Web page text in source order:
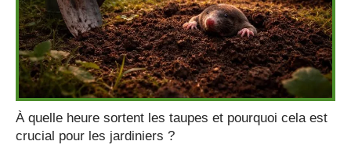
À quelle heure sortent les taupes et pourquoi cela est
crucial pour les jardiniers ?